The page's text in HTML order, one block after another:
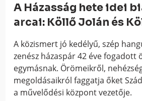
A Házasság hete idei
arcai: Köllő Jolán és
A közismert jó kedélyű, szép
zenész házaspár 42 éve fogadott
egymásnak. Örömeikről,
megoldásaikról faggatja őket
a művelődési központ vezetője.